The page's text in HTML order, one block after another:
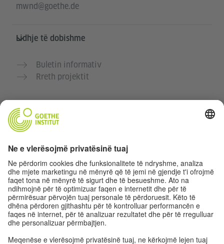
mwnd@goethe.de
Lidhje të dobishme
Buletin informativ
Rreth projektit
Faqe të tjera interneti
Komuniteti “Gjermanisht për ty”
Ushtro gjermanisht falas
Kurse gjermanisht të Goethe-Institutit
Portali për mësuesit „Deutschstunde“
Privatësia dhe Qasja pa pengesa